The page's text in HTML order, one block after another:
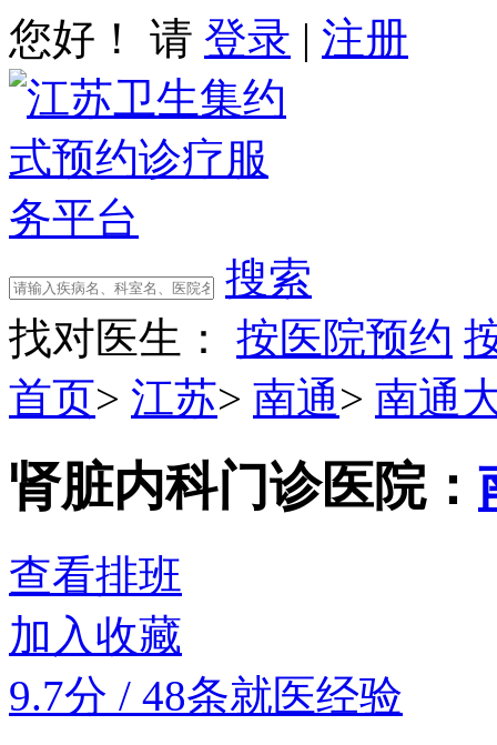
您好！ 请 登录 | 注册
搜索
找对医生：
按医院预约
首页> 江苏> 南通> 南通
肾脏内科门诊医院：
查看排班
加入收藏
9.7分 / 48条就医经验